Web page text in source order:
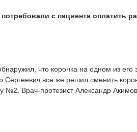
с пациента оплатить
что коронка на одном из его
все же решил сменить
№2. Врач-протезист Александр